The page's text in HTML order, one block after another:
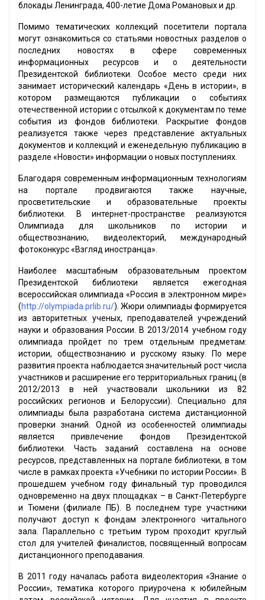
блокады Ленинграда, 400-летие Дома Романовых и др.
Помимо тематических коллекций посетители портала
могут ознакомиться со статьями новостных разделов о
последних новостях в сфере современных
информационных ресурсов и о деятельности
Президентской библиотеки. Особое место среди них
занимает исторический календарь «День в истории», в
котором размещаются публикации о событиях
отечественной истории с отсылкой к документам по теме
события из фондов библиотеки. Раскрытие фондов
реализуется также через представление актуальных
документов и коллекций и еженедельную публикацию в
разделе «Новости» информации о новых поступлениях.
Благодаря современным информационным технологиям
на портале продвигаются также научные,
просветительские и образовательные проекты
библиотеки. В интернет-пространстве реализуются
Олимпиада для школьников по истории и
обществознанию, видеолекторий, международный
фотоконкурс «Взгляд иностранца».
Наиболее масштабным образовательным проектом
Президентской библиотеки является ежегодная
всероссийская олимпиада «Россия в электронном мире»
(http://olympiada.prlib.ru/). Жюри олимпиады формируется
из авторитетных ученых, преподавателей учреждений
науки и образования России. В 2013/2014 учебном году
олимпиада пройдет по трем отдельным предметам:
истории, обществознанию и русскому языку. По мере
развития проекта наблюдается значительный рост числа
участников и расширение его территориальных границ (в
2012/2013 в ней участвовали школьники из 82
российских регионов и Белоруссии). Специально для
олимпиады была разработана система дистанционной
проверки знаний. Одной из особенностей олимпиады
является привлечение фондов Президентской
библиотеки. Часть заданий составлена на основе
ресурсов, представленных на портале библиотеки, в том
числе в рамках проекта «Учебники по истории России». В
прошедшем учебном году финальный тур проводился
одновременно на двух площадках – в Санкт-Петербурге
и Тюмени (филиале ПБ). В последнем туре участники
получают доступ к фондам электронного читального
зала. Параллельно с третьим туром проходит круглый
стол для учителей финалистов, посвященный вопросам
дистанционного преподавания.
В 2011 году началась работа видеолектория «Знание о
России», тематика которого приурочена к юбилейным